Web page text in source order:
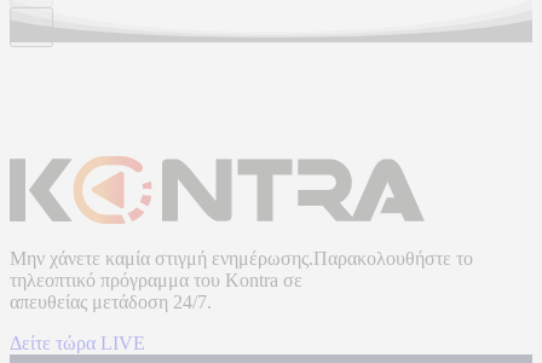
Μην χάνετε καμία στιγμή ενημέρωσης.Παρακολουθήστε το
τηλεοπτικό πρόγραμμα του Kontra σε
απευθείας μετάδοση 24/7.
Δείτε τώρα LIVE